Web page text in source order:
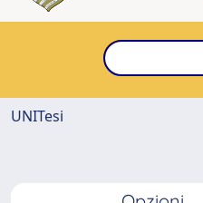
UNITesi